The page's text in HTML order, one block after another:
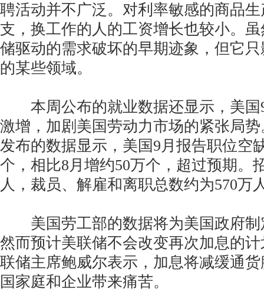
聘活动并不广泛。对利率敏感的商品
支，换工作的人的工资增长也较小。
储驱动的需求破坏的早期迹象，但它
的某些领域。
本周公布的就业数据还显示，美国
激增，加剧美国劳动力市场的紧张局
发布的数据显示，美国9月报告职位空
个，相比8月增约50万个，超过预期。
人，裁员、解雇和离职总数约为570万
美国劳工部的数据将为美国政府制
然而预计美联储不会改变再次加息的
联储主席鲍威尔表示，加息将减缓通
国家庭和企业带来痛苦。